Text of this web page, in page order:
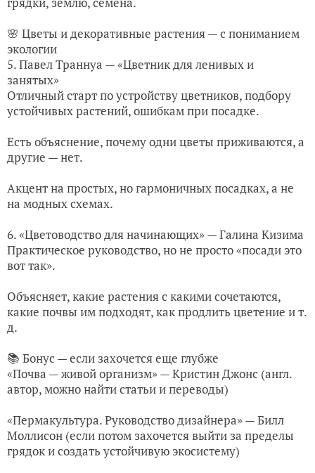
🌸 Цветы и декоративные растения — с пониманием
экологии
5. Павел Траннуа — «Цветник для ленивых и
занятых»
Отличный старт по устройству цветников, подбору
устойчивых растений, ошибкам при посадке.
Есть объяснение, почему одни цветы приживаются, а
другие — нет.
Акцент на простых, но гармоничных посадках, а не
на модных схемах.
6. «Цветоводство для начинающих» — Галина Кизима
Практическое руководство, но не просто «посади это
вот так».
Объясняет, какие растения с какими сочетаются,
какие почвы им подходят, как продлить цветение и т.
д.
📚 Бонус — если захочется еще глубже
«Почва — живой организм» — Кристин Джонс (англ.
автор, можно найти статьи и переводы)
«Пермакультура. Руководство дизайнера» — Билл
Моллисон (если потом захочется выйти за пределы
грядок и создать устойчивую экосистему)